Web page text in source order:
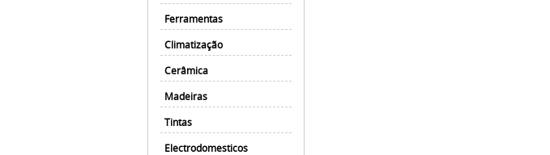
Ferramentas
Climatização
Cerâmica
Madeiras
Tintas
Electrodomesticos